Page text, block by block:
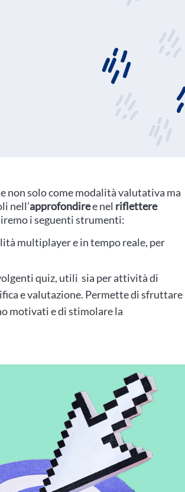
non solo come modalità valutativa ma
nell’approfondiree nel riflettere
i seguenti strumenti:
multiplayer e in tempo reale, per
quiz, utili sia per attività di
e valutazione. Permette di sfruttare
motivati e di stimolare la